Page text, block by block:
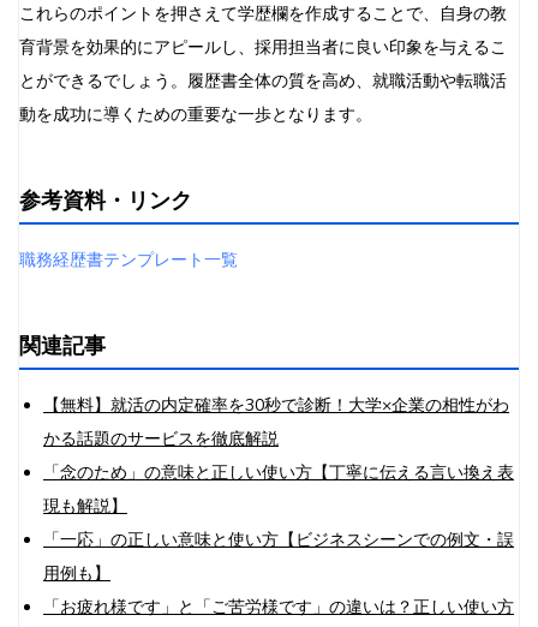
これらのポイントを押さえて学歴欄を作成することで、自身の教
育背景を効果的にアピールし、採用担当者に良い印象を与えるこ
とができるでしょう。履歴書全体の質を高め、就職活動や転職活
動を成功に導くための重要な一歩となります。
参考資料・リンク
職務経歴書テンプレート一覧
関連記事
【無料】就活の内定確率を30秒で診断！大学×企業の相性がわ
かる話題のサービスを徹底解説
「念のため」の意味と正しい使い方【丁寧に伝える言い換え表
現も解説】
「一応」の正しい意味と使い方【ビジネスシーンでの例文・誤
用例も】
「お疲れ様です」と「ご苦労様です」の違いは？正しい使い方